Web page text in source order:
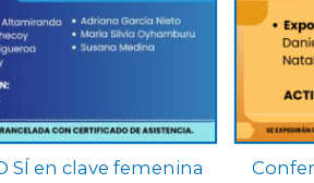
SÍ en clave femenina
se
pueden
la
página